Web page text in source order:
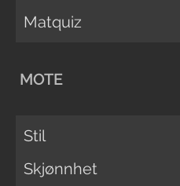
Matquiz
MOTE
Stil
Skjønnhet